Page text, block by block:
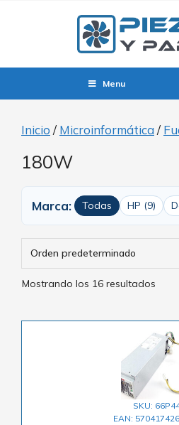
Menu
Inicio / Microinformática/
180W
Marca: Todas HP (9)
Mostrando los 16 resultados
SKU:
EAN: